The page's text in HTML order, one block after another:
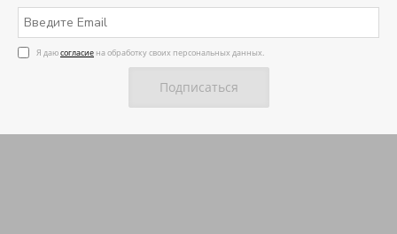
Я даюсогласие на обработку своих персональных данных.